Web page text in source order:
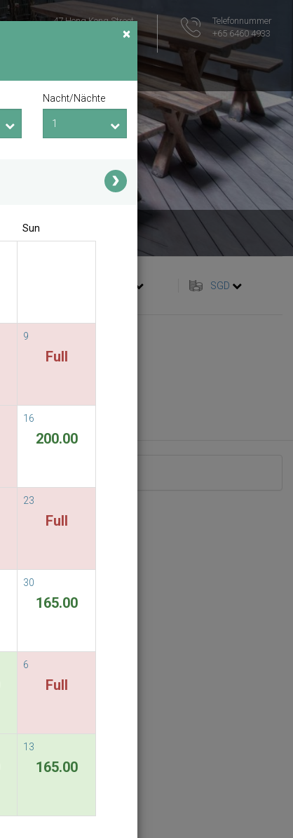
47 Hong Kong Street
Singapore 059685
Telefonnummer
+65 6460 4933
SGD
×
Nacht/Nächte
Sun
9
Full
16
200.00
23
Full
30
165.00
6
Full
13
165.00